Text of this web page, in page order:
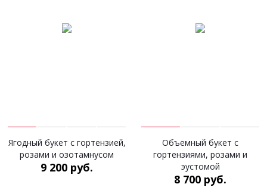
Ягодный букет с гортензией,
розами и озотамнусом
9 200 руб.
Объемный букет с
гортензиями, розами и
эустомой
8 700 руб.